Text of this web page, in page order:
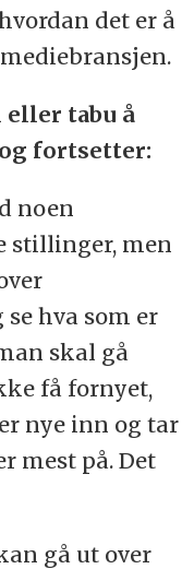
det er å
tabu å
fortsetter:
noen
stillinger, men
hva som er
skal gå
få fornyet,
nye inn og tar
mest på. Det
gå ut over